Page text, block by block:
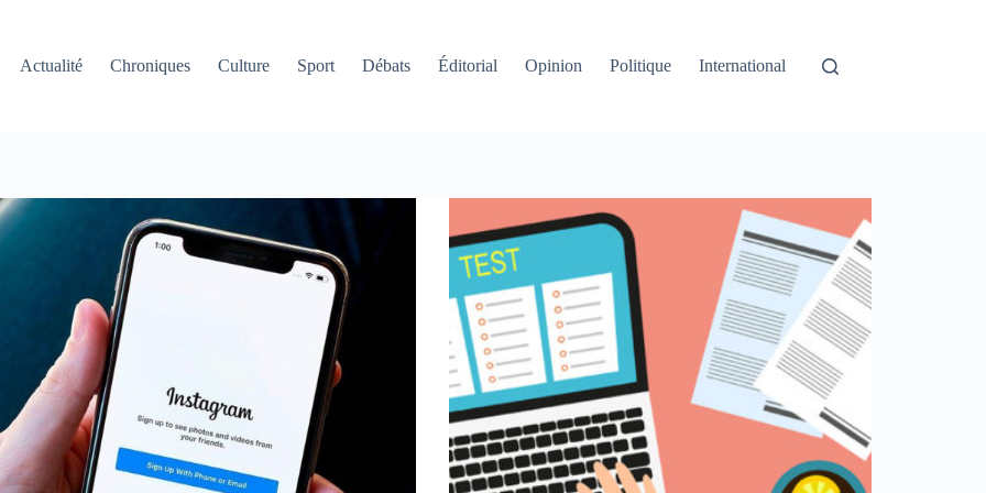
Actualité
Chroniques Culture Sport Débats Éditorial Opinion Politique International